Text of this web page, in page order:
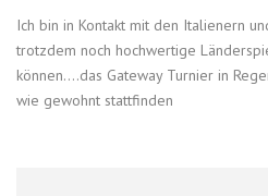
Ich bin in Kontakt mit den Italienern
trotzdem noch hochwertige
können….das Gateway Turnier in
wie gewohnt stattfinden